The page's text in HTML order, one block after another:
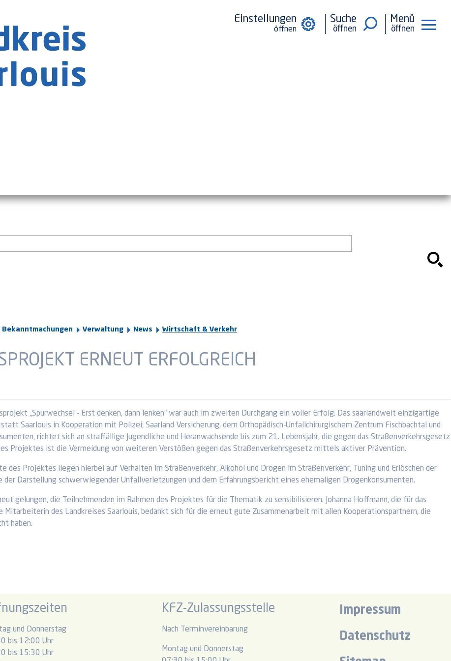
Einstellungen Suche Menü
Verwaltung News Wirtschaft & Verkehr
ERNEUT ERFOLGREICH
„Spurwechsel - Erst denken, dann lenken“ war auch im zweiten Durchgang ein voller Erfolg. Das saarlandweit einzigartige
Saarlouis in Kooperation mit Polizei, Saarland Versicherung, dem Orthopädisch-Unfallchirurgischem Zentrum Fischbachtal und
richtet sich an straffällige Jugendliche und Heranwachsende bis zum 21. Lebensjahr, die gegen das Straßenverkehrsgesetz
Projektes ist die Vermeidung von weiteren Verstößen gegen das Straßenverkehrsgesetz mittels aktiver Prävention.
des Projektes liegen hierbei auf Verhalten im Straßenverkehr, Alkohol und Drogen im Straßenverkehr, Tuning und Erlöschen der
der Darstellung schwerwiegender Unfallverletzungen und dem Erfahrungsbericht eines ehemaligen Drogenkonsumenten.
gelungen, die Teilnehmenden im Rahmen des Projektes für die Thematik zu sensibilisieren. Johanna Hoffmann, die für das
des Landkreises Saarlouis, bedankt sich für die erneut gute Zusammenarbeit mit allen Kooperationspartnern, die
haben.
und Donnerstag
bis 12:00 Uhr
bis 15:30 Uhr
KFZ-Zulassungsstelle
Nach Terminvereinbarung
Montag und Donnerstag
Impressum
Datenschutz